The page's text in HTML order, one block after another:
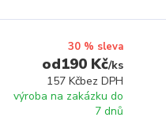
30 % sleva
190 Kč/ks
157 Kčbez DPH
výroba na zakázku do
7 dnů